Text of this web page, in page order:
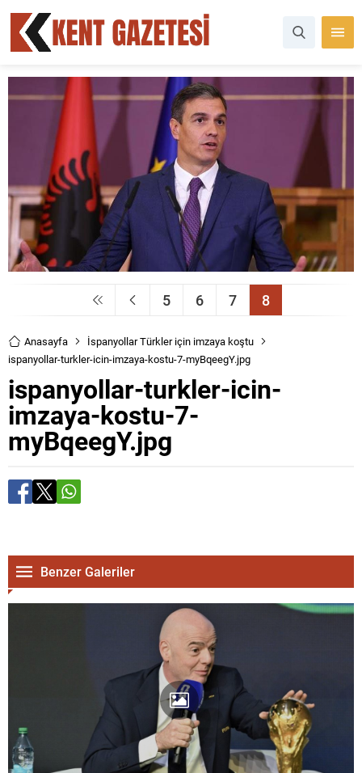
5 6 7 8
Anasayfa
İspanyollar Türkler için imzaya koştu
ispanyollar-turkler-icin-imzaya-kostu-7-myBqeegY.jpg
ispanyollar-turkler-icin-
imzaya-kostu-7-
myBqeegY.jpg
Benzer Galeriler